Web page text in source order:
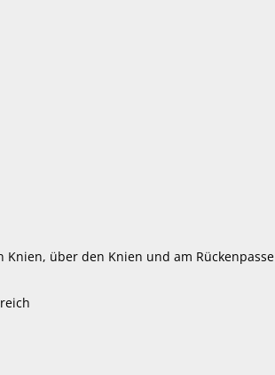
über den Knien und am Rückenpasse